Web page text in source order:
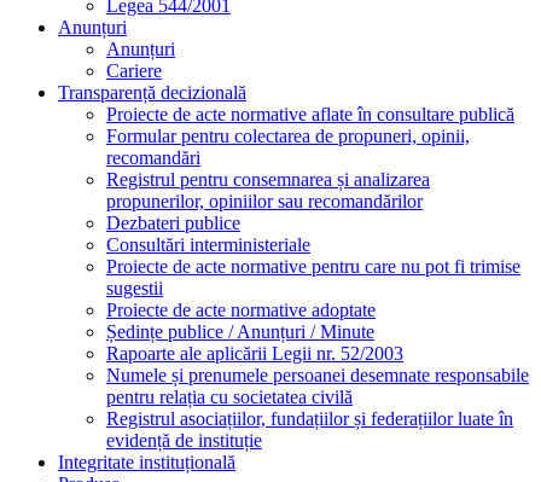
Rapoarte ale aplicării Legii nr. 52/2003
Numele și prenumele persoanei desemnate responsabile
pentru relația cu societatea civilă
Registrul asociațiilor, fundațiilor și federațiilor luate în
evidență de instituție
Integritate instituțională
Produse
Vin
Portaltoi
Vite altoite
Analize fizico-chimice si microbiologice
Contact